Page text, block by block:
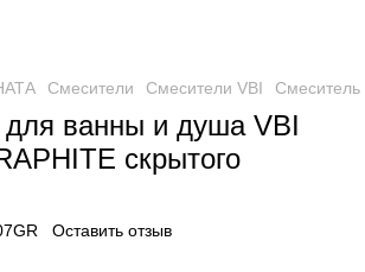
Смесители Смесители VBI Смеситель
ванны и душа VBI
скрытого
Оставить отзыв